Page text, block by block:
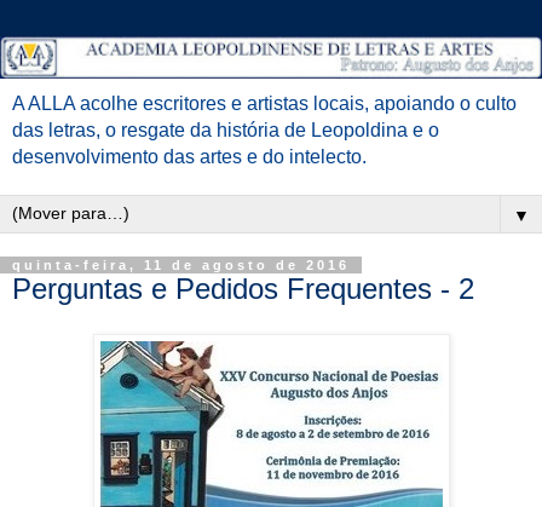
A ALLA acolhe escritores e artistas locais, apoiando o culto
das letras, o resgate da história de Leopoldina e o
desenvolvimento das artes e do intelecto.
▼
quinta-feira, 11 de agosto de 2016
Perguntas e Pedidos Frequentes - 2